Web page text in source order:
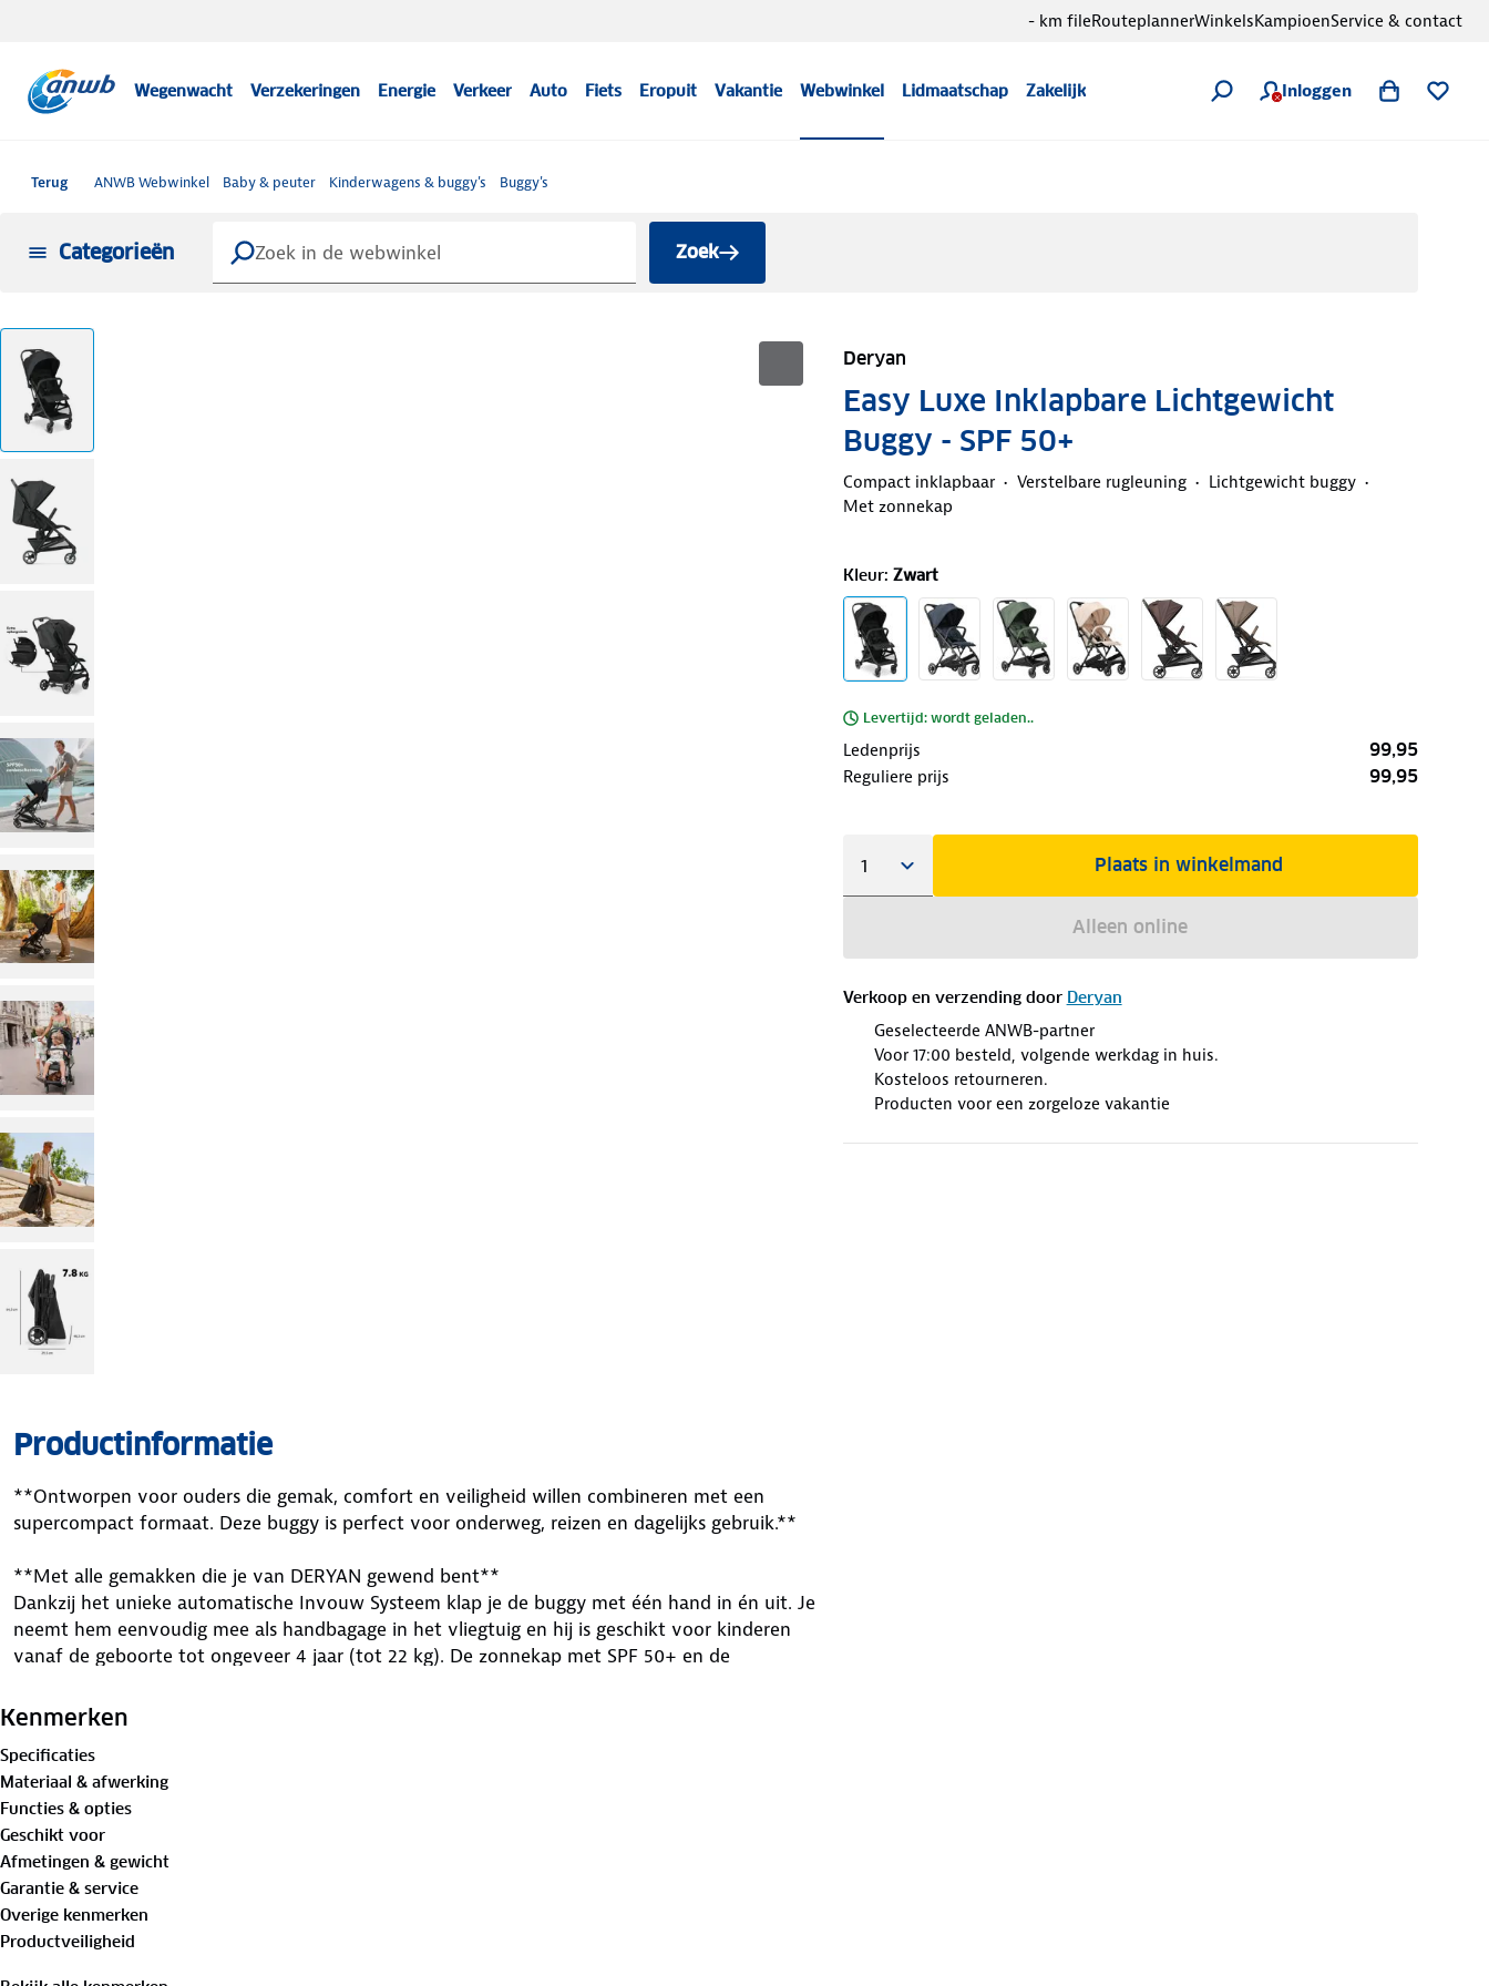
Wegenwacht Verzekeringen Energie Verkeer Auto Fiets Eropuit Vakantie Webwinkel Lidmaatschap Zakelijk Inloggen
- km fileRouteplannerWinkelsKampioenService & contact
Terug ANWB Webwinkel Baby & peuter Kinderwagens & buggy's Buggy's
Categorieën Zoek
Deryan
Easy Luxe Inklapbare Lichtgewicht
Buggy - SPF 50+
Compact inklapbaar Verstelbare rugleuning
Lichtgewicht buggy
Met zonnekap
Kleur: Zwart
Levertijd: wordt geladen..
Ledenprijs 99,95
Reguliere prijs 99,95
Plaats in winkelmand
Alleen online
Verkoop en verzending door Deryan
Geselecteerde ANWB-partner
Voor 17:00 besteld, volgende werkdag in huis.
Kosteloos retourneren.
Producten voor een zorgeloze vakantie
Productinformatie
**Ontworpen voor ouders die gemak, comfort en veiligheid willen combineren met een
supercompact formaat. Deze buggy is perfect voor onderweg, reizen en dagelijks gebruik.**
**Met alle gemakken die je van DERYAN gewend bent**
Dankzij het unieke automatische Invouw Systeem klap je de buggy met één hand in én uit. Je
neemt hem eenvoudig mee als handbagage in het vliegtuig en hij is geschikt voor kinderen
vanaf de geboorte tot ongeveer 4 jaar (tot 22 kg). De zonnekap met SPF 50+ en de
slaapstand.
**Voordelen:**
✓ Ultra compact (meenemen als handbagage).
✓ Met één hand inklappen, uitklappen én besturen.
✓ Ontworpen met grote focus op veiligheid en gebruiksvriendelijkheid.
✓ Beschikt over een gebruiksvriendelijke en veilige voetrem.
✓ Diverse accessoires verkrijgbaar via Deryan.
**Comfortabel en veilig reizen**
De verstelbare rugleuning biedt 3 standen, zodat je kindje rechtop kan zitten of ontspannen
Kenmerken
Specificaties
Materiaal & afwerking
Functies & opties
Geschikt voor
Afmetingen & gewicht
Garantie & service
Overige kenmerken
Productveiligheid